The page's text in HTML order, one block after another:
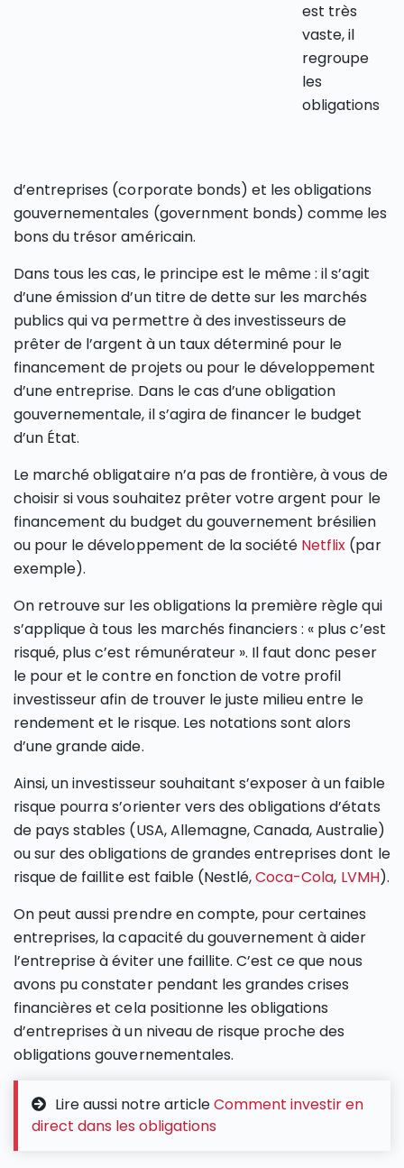
est très
vaste, il
regroupe
les
obligations
d’entreprises (corporate bonds) et les obligations
gouvernementales (government bonds) comme les
bons du trésor américain.
Dans tous les cas, le principe est le même : il s’agit
d’une émission d’un titre de dette sur les marchés
publics qui va permettre à des investisseurs de
prêter de l’argent à un taux déterminé pour le
financement de projets ou pour le développement
d’une entreprise. Dans le cas d’une obligation
gouvernementale, il s’agira de financer le budget
d’un État.
Le marché obligataire n’a pas de frontière, à vous de
choisir si vous souhaitez prêter votre argent pour le
financement du budget du gouvernement brésilien
ou pour le développement de la société Netflix (par
exemple).
On retrouve sur les obligations la première règle qui
s’applique à tous les marchés financiers : « plus c’est
risqué, plus c’est rémunérateur ». Il faut donc peser
le pour et le contre en fonction de votre profil
investisseur afin de trouver le juste milieu entre le
rendement et le risque. Les notations sont alors
d’une grande aide.
Ainsi, un investisseur souhaitant s’exposer à un faible
risque pourra s’orienter vers des obligations d’états
de pays stables (USA, Allemagne, Canada, Australie)
ou sur des obligations de grandes entreprises dont le
risque de faillite est faible (Nestlé,Coca-Cola, LVMH).
On peut aussi prendre en compte, pour certaines
entreprises, la capacité du gouvernement à aider
l’entreprise à éviter une faillite. C’est ce que nous
avons pu constater pendant les grandes crises
financières et cela positionne les obligations
d’entreprises à un niveau de risque proche des
obligations gouvernementales.
Lire aussi notre articleComment investir en
direct dans les obligations